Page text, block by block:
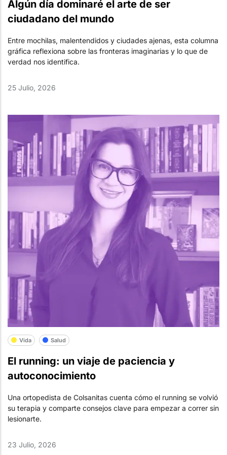
Algún día dominaré el arte de ser
ciudadano del mundo
Entre mochilas, malentendidos y ciudades ajenas, esta columna
gráfica reflexiona sobre las fronteras imaginarias y lo que de
verdad nos identifica.
25 Julio, 2026
Vida Salud
El running: un viaje de paciencia y
autoconocimiento
Una ortopedista de Colsanitas cuenta cómo el running se volvió
su terapia y comparte consejos clave para empezar a correr sin
lesionarte.
23 Julio, 2026